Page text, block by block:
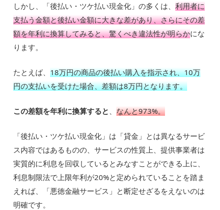
しかし、「後払い・ツケ払い現金化」の多くは、利用者に
支払う金額と後払い金額に大きな差があり、さらにその差
額を年利に換算してみると、驚くべき違法性が明らかにな
ります。
たとえば、18万円の商品の後払い購入を指示され、10万
円の支払いを受けた場合、差額は8万円となります。
この差額を年利に換算すると 、なんと973%。
「後払い・ツケ払い現金化」は「貸金」とは異なるサービ
ス内容ではあるものの、サービスの性質上、提供事業者は
実質的に利息を回収しているとみなすことができる上に、
利息制限法で上限年利が20%と定められていることを踏ま
えれば、「悪徳金融サービス」と断定せざるをえないのは
明確です。